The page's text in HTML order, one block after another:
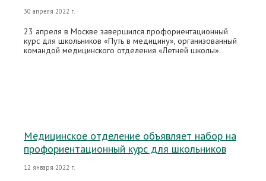
30 апреля 2022 г.
23 апреля в Москве завершился профориентационный
курс для школьников «Путь в медицину», организованный
командой медицинского отделения «Летней школы».
Медицинское отделение объявляет набор на
профориентационный курс для школьников
12 января 2022 г.